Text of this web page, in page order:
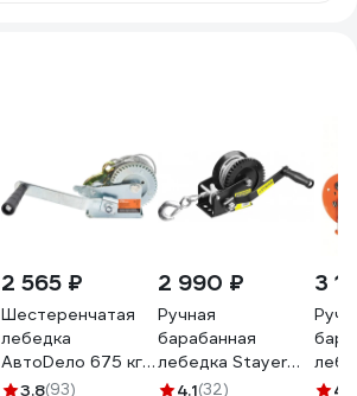
2 565 ₽
Шестеренчатая
лебедка
АвтоDело 675 кг
трос 10м. 43675
3.8(93)
2 990 ₽
Ручная
барабанная
лебедка Stayer
MASTER 0,45т, 8м
4.1(32)
3
4.8